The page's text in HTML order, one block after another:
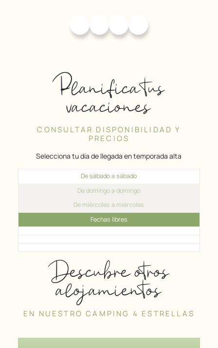
Planifica tus
vacaciones
CONSULTAR DISPONIBILIDAD Y
PRECIOS
Selecciona tu día de llegada en temporada alta
De sábado a sábado
De domingo a domingo
De miércoles a miércoles
Fechas libres
Descubre otros
alojamientos
EN NUESTRO CAMPING 4 ESTRELLAS